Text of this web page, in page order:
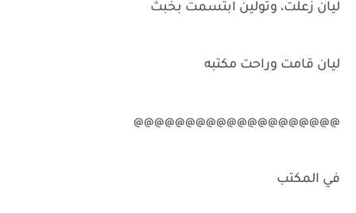
ليان زعلت، وتولين ابتسمت بخبث
ليان قامت وراحت مكتبه
@@@@@@@@@@@@@@@@@@@@
في المكتب